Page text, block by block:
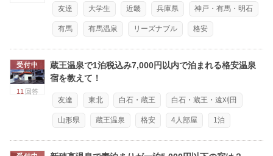
友達 大学生 近畿 兵庫県 神戸・有馬・明石
有馬 有馬温泉 リーズナブル 格安
受付中
11 回答
蔵王温泉で1泊税込み7,000円以内で泊まれる格安温泉
宿を教えて！
友達 東北 白石・蔵王 白石・蔵王・遠刈田
山形県 蔵王温泉 格安 4人部屋 1泊